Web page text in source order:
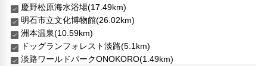
慶野松原海水浴場(17.49km)
明石市立文化博物館(26.02km)
洲本温泉(10.59km)
ドッグランフォレスト淡路(5.1km)
淡路ワールドパークONOKORO(1.49km)